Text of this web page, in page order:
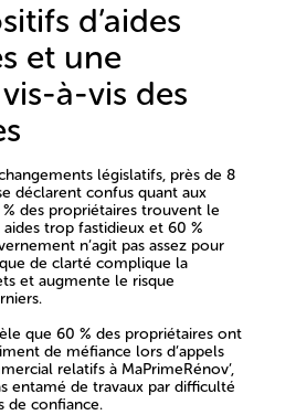
d’aides
et une
à-vis des
législatifs, près de 8
déclarent confus quant aux
des propriétaires trouvent le
aides trop fastidieux et 60 %
n’agit pas assez pour
de clarté complique la
et augmente le risque
que 60 % des propriétaires ont
de méfiance lors d’appels
relatifs à MaPrimeRénov’,
entamé de travaux par difficulté
de confiance.